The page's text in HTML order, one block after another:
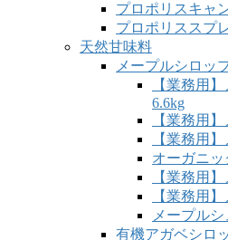
プロポリスキャ
プロポリススプ
天然甘味料
メープルシロッ
【業務用
6.6kg
【業務用
【業務用
オーガニッ
【業務用
【業務用
メープル
有機アガベシロ